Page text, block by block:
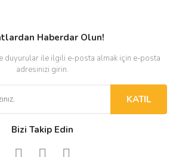
Haberdar Olun!
duyurular ile ilgili e-posta almak için e-posta
adresinizi girin.
KATIL
Bizi Takip Edin